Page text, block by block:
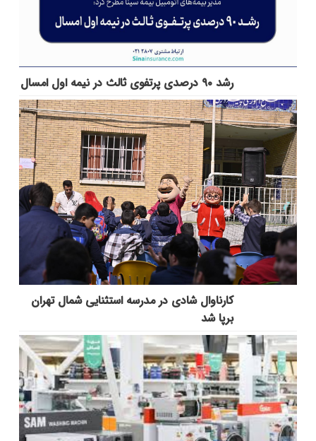
رشد ۹۰ درصدی پرتفوی ثالث در نیمه اول امسال
کارناوال شادی در مدرسه استثنایی شمال تهران
برپا شد